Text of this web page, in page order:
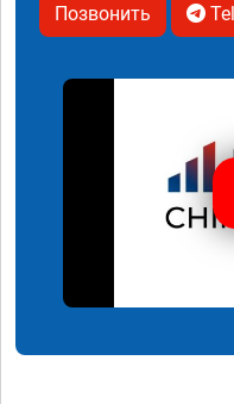
Позвонить